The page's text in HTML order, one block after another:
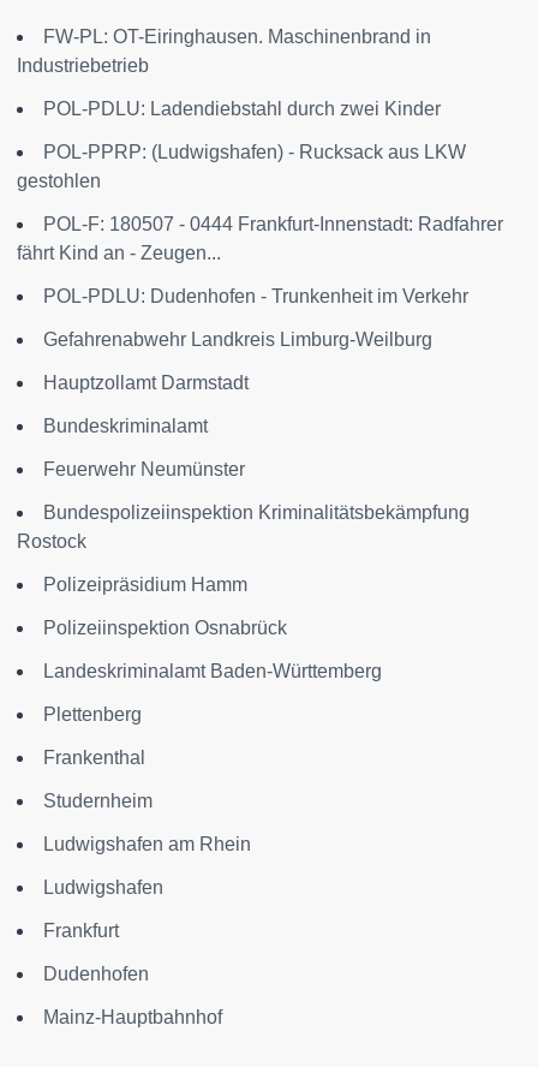
FW-PL: OT-Eiringhausen. Maschinenbrand in
Industriebetrieb
POL-PDLU: Ladendiebstahl durch zwei Kinder
POL-PPRP: (Ludwigshafen) - Rucksack aus LKW
gestohlen
POL-F: 180507 - 0444 Frankfurt-Innenstadt: Radfahrer
fährt Kind an - Zeugen...
POL-PDLU: Dudenhofen - Trunkenheit im Verkehr
Gefahrenabwehr Landkreis Limburg-Weilburg
Hauptzollamt Darmstadt
Bundeskriminalamt
Feuerwehr Neumünster
Bundespolizeiinspektion Kriminalitätsbekämpfung
Rostock
Polizeipräsidium Hamm
Polizeiinspektion Osnabrück
Landeskriminalamt Baden-Württemberg
Plettenberg
Frankenthal
Studernheim
Ludwigshafen am Rhein
Ludwigshafen
Frankfurt
Dudenhofen
Mainz-Hauptbahnhof